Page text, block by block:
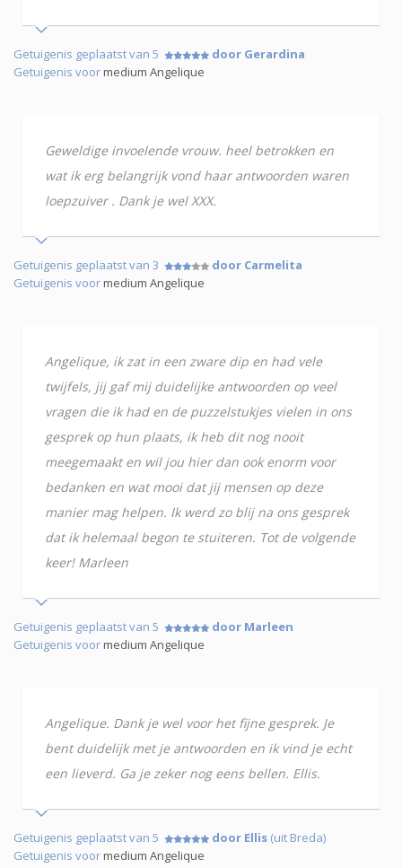
Getuigenis geplaatst van 5
door Gerardina
Getuigenis voormedium Angelique
Geweldige invoelende vrouw. heel betrokken en
wat ik erg belangrijk vond haar antwoorden waren
loepzuiver . Dank je wel XXX.
Getuigenis geplaatst van 3
door Carmelita
Getuigenis voormedium Angelique
Angelique, ik zat in een zware dip en had vele
twijfels, jij gaf mij duidelijke antwoorden op veel
vragen die ik had en de puzzelstukjes vielen in ons
gesprek op hun plaats, ik heb dit nog nooit
meegemaakt en wil jou hier dan ook enorm voor
bedanken en wat mooi dat jij mensen op deze
manier mag helpen. Ik werd zo blij na ons gesprek
dat ik helemaal begon te stuiteren. Tot de volgende
keer! Marleen
Getuigenis geplaatst van 5
door Marleen
Getuigenis voormedium Angelique
Angelique. Dank je wel voor het fijne gesprek. Je
bent duidelijk met je antwoorden en ik vind je echt
een lieverd. Ga je zeker nog eens bellen. Ellis.
Getuigenis geplaatst van 5 door Ellis (uit Breda)
Getuigenis voormedium Angelique